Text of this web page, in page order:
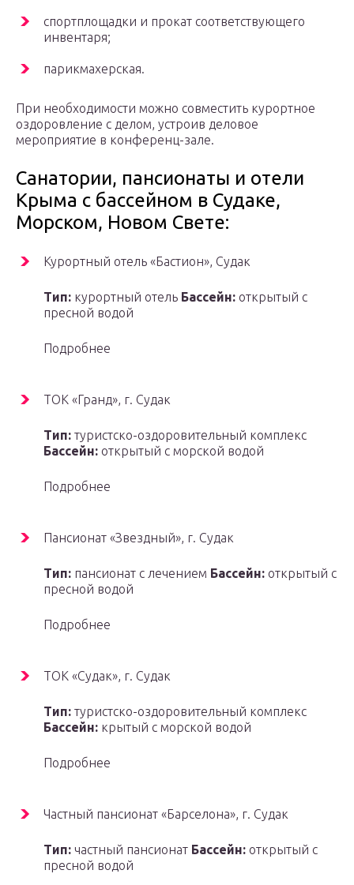
спортплощадки и прокат соответствующего
инвентаря;
парикмахерская.
При необходимости можно совместить курортное
оздоровление с делом, устроив деловое
мероприятие в конференц-зале.
Санатории, пансионаты и отели
Крыма с бассейном в Судаке,
Морском, Новом Свете:
Курортный отель «Бастион», Судак
Тип: курортный отель Бассейн: открытый с
пресной водой
Подробнее
ТОК «Гранд», г. Судак
Тип: туристско-оздоровительный комплекс
Бассейн: открытый с морской водой
Подробнее
Пансионат «Звездный», г. Судак
Тип: пансионат с лечением Бассейн: открытый с
пресной водой
Подробнее
ТОК «Судак», г. Судак
Тип: туристско-оздоровительный комплекс
Бассейн: крытый с морской водой
Подробнее
Частный пансионат «Барселона», г. Судак
Тип: частный пансионат Бассейн: открытый с
пресной водой